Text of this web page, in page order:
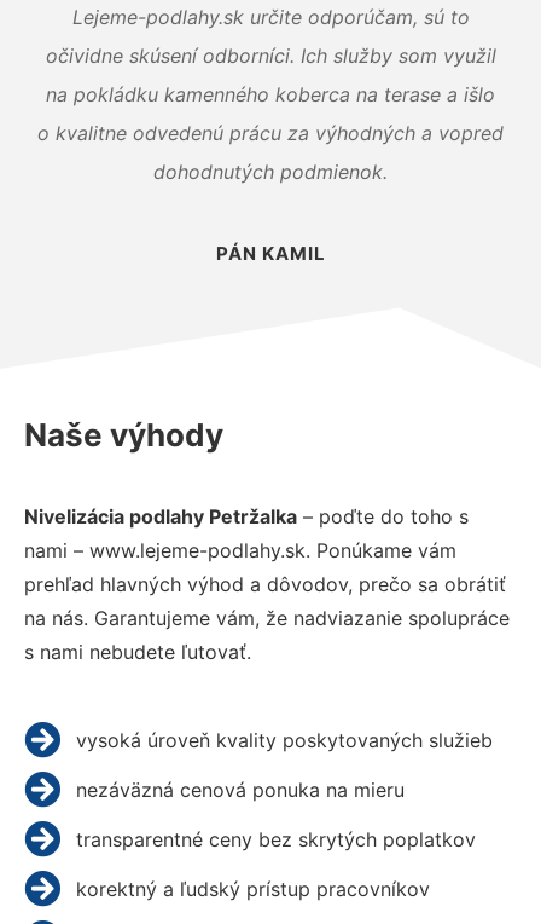
Lejeme-podlahy.sk určite odporúčam, sú to
očividne skúsení odborníci. Ich služby som využil
na pokládku kamenného koberca na terase a išlo
o kvalitne odvedenú prácu za výhodných a vopred
dohodnutých podmienok.
PÁN KAMIL
Naše výhody
Nivelizácia podlahy Petržalka – poďte do toho s
nami – www.lejeme-podlahy.sk. Ponúkame vám
prehľad hlavných výhod a dôvodov, prečo sa obrátiť
na nás. Garantujeme vám, že nadviazanie spolupráce
s nami nebudete ľutovať.
vysoká úroveň kvality poskytovaných služieb
nezáväzná cenová ponuka na mieru
transparentné ceny bez skrytých poplatkov
korektný a ľudský prístup pracovníkov